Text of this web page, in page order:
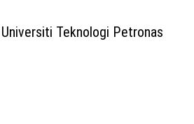
Teknologi Petronas